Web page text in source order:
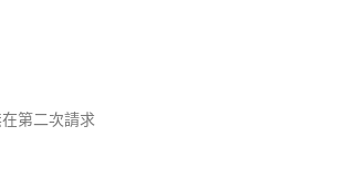
第二次請求